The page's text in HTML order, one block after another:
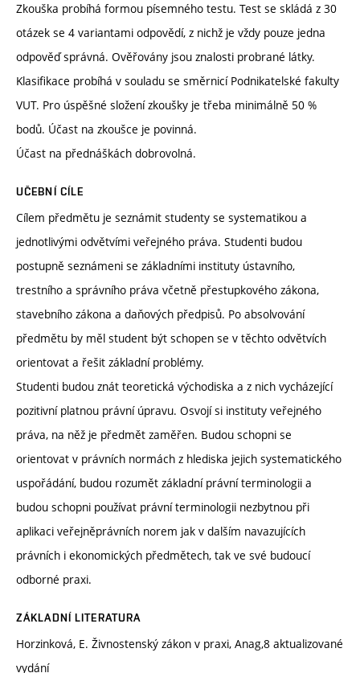
Zkouška probíhá formou písemného testu. Test se skládá z 30
otázek se 4 variantami odpovědí, z nichž je vždy pouze jedna
odpověď správná. Ověřovány jsou znalosti probrané látky.
Klasifikace probíhá v souladu se směrnicí Podnikatelské fakulty
VUT. Pro úspěšné složení zkoušky je třeba minimálně 50 %
bodů. Účast na zkoušce je povinná.
Účast na přednáškách dobrovolná.
UČEBNÍ CÍLE
Cílem předmětu je seznámit studenty se systematikou a
jednotlivými odvětvími veřejného práva. Studenti budou
postupně seznámeni se základními instituty ústavního,
trestního a správního práva včetně přestupkového zákona,
stavebního zákona a daňových předpisů. Po absolvování
předmětu by měl student být schopen se v těchto odvětvích
orientovat a řešit základní problémy.
Studenti budou znát teoretická východiska a z nich vycházející
pozitivní platnou právní úpravu. Osvojí si instituty veřejného
práva, na něž je předmět zaměřen. Budou schopni se
orientovat v právních normách z hlediska jejich systematického
uspořádání, budou rozumět základní právní terminologii a
budou schopni používat právní terminologii nezbytnou při
aplikaci veřejněprávních norem jak v dalším navazujících
právních i ekonomických předmětech, tak ve své budoucí
odborné praxi.
ZÁKLADNÍ LITERATURA
Horzinková, E. Živnostenský zákon v praxi, Anag,8 aktualizované
vydání